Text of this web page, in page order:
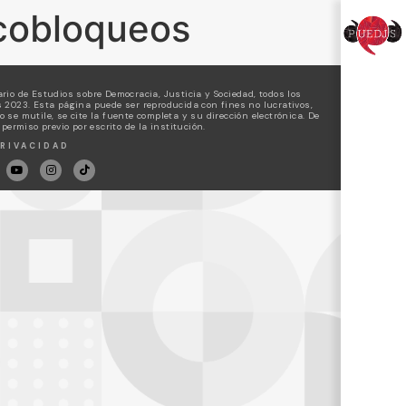
de Estudios sobre Democracia, Justicia y Sociedad, todos los
2023. Esta página puede ser reproducida con fines no lucrativos,
se mutile, se cite la fuente completa y su dirección electrónica. De
previo por escrito de la institución.